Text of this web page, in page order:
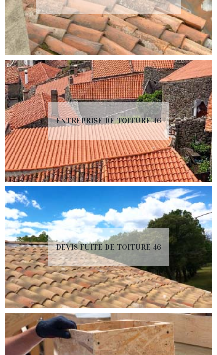
ENTREPRISE DE TOITURE 46
DEVIS FUITE DE TOITURE 46